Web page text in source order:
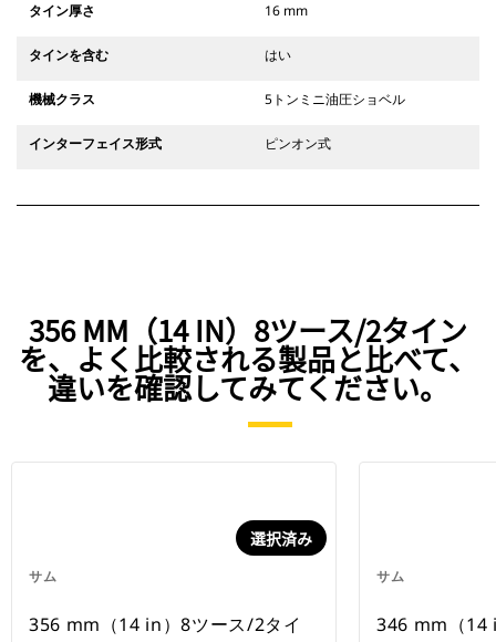
タイン厚さ 16 mm
タインを含む はい
機械クラス 5トンミニ油圧ショベル
インターフェイス形式 ピンオン式
356 MM（14 IN）8ツース/2タイン
を、よく比較される製品と比べて、
違いを確認してみてください。
サム
選択済み
356 mm（14 in）8ツース/2タイ
サム
346 mm（14